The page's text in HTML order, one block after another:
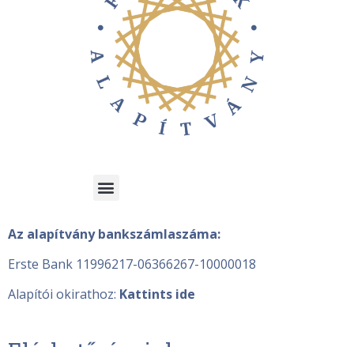
Az alapítvány bankszámlaszáma:
Erste Bank 11996217-06366267-10000018
Alapítói okirathoz: Kattints ide